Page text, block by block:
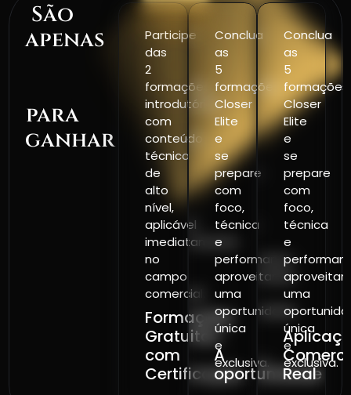
São
apenas
para
ganhar
01
Formações
Gratuitas
com
Certificação
Participe
das
2
formações
introdutórias
com
conteúdo
técnico
de
alto
nível,
aplicável
imediatamente
no
campo
comercial.
02
A
oportunidade
Conclua
as
5
formações
Closer
Elite
e
se
prepare
com
foco,
técnica
e
performance
aproveitando
uma
oportunidade
única
e
exclusiva.
Real
Conclua
as
5
formações
Closer
Elite
e
se
prepare
com
foco,
técnica
e
uma
única
e
exclusiva.